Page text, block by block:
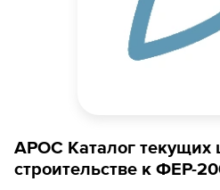
АРОС Каталог текущих
строительстве к ФЕР-